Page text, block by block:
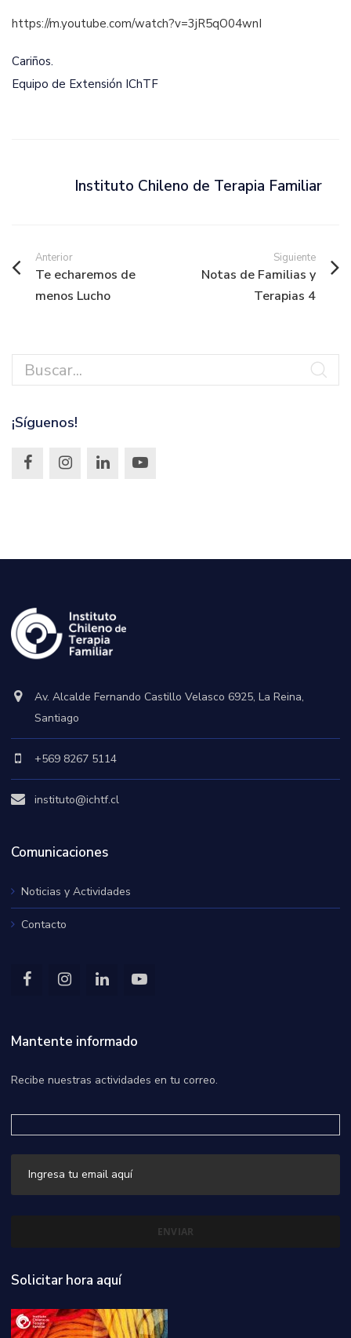
https://m.youtube.com/watch?v=3jR5qO04wnI
Cariños.
Equipo de Extensión IChTF
Instituto Chileno de Terapia Familiar
Anterior
Te echaremos de
menos Lucho
Siguiente
Notas de Familias y
Terapias 4
¡Síguenos!
Av. Alcalde Fernando Castillo Velasco 6925, La Reina,
Santiago
+569 8267 5114
instituto@ichtf.cl
Comunicaciones
Noticias y Actividades
Contacto
Mantente informado
Recibe nuestras actividades en tu correo.
Solicitar hora aquí